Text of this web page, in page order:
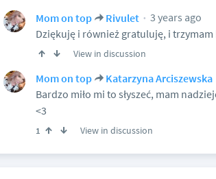
Mom on top Rivulet
3 years ago
Dziękuję i również gratuluję, i trzymam
View in discussion
Mom on top Katarzyna Arciszewska
Bardzo miło mi to słyszeć, mam
<3
1 View in discussion